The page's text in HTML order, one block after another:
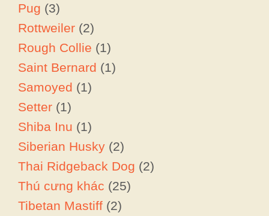
Pug (3)
Rottweiler (2)
Rough Collie (1)
Saint Bernard (1)
Samoyed (1)
Setter (1)
Shiba Inu (1)
Siberian Husky (2)
Thai Ridgeback Dog (2)
Thú cưng khác (25)
Tibetan Mastiff (2)